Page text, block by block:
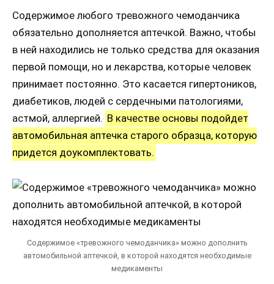
Содержимое любого тревожного чемоданчика
обязательно дополняется аптечкой. Важно, чтобы
в ней находились не только средства для оказания
первой помощи, но и лекарства, которые человек
принимает постоянно. Это касается гипертоников,
диабетиков, людей с сердечными патологиями,
астмой, аллергией. В качестве основы подойдет
автомобильная аптечка старого образца, которую
придется доукомплектовать.
Содержимое «тревожного чемоданчика» можно дополнить
автомобильной аптечкой, в которой находятся необходимые
медикаменты